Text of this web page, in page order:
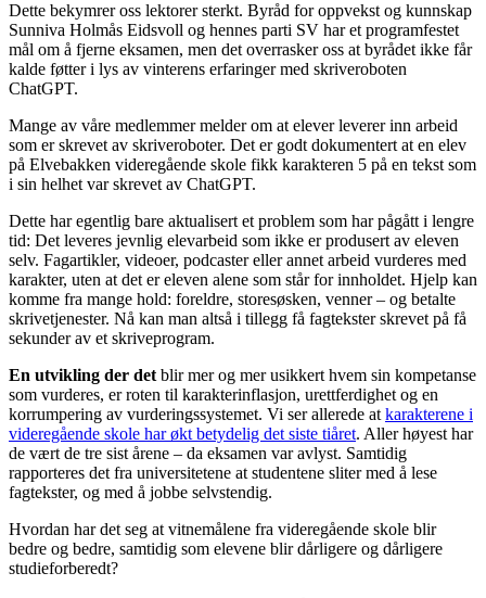
Dette bekymrer oss lektorer sterkt. Byråd for oppvekst og kunnskap
Sunniva Holmås Eidsvoll og hennes parti SV har et programfestet
mål om å fjerne eksamen, men det overrasker oss at byrådet ikke får
kalde føtter i lys av vinterens erfaringer med skriveroboten
ChatGPT.
Mange av våre medlemmer melder om at elever leverer inn arbeid
som er skrevet av skriveroboter. Det er godt dokumentert at en elev
på Elvebakken videregående skole fikk karakteren 5 på en tekst som
i sin helhet var skrevet av ChatGPT.
Dette har egentlig bare aktualisert et problem som har pågått i lengre
tid: Det leveres jevnlig elevarbeid som ikke er produsert av eleven
selv. Fagartikler, videoer, podcaster eller annet arbeid vurderes med
karakter, uten at det er eleven alene som står for innholdet. Hjelp kan
komme fra mange hold: foreldre, storesøsken, venner – og betalte
skrivetjenester. Nå kan man altså i tillegg få fagtekster skrevet på få
sekunder av et skriveprogram.
En utvikling der detblir mer og mer usikkert hvem sin kompetanse
som vurderes, er roten til karakterinflasjon, urettferdighet og en
korrumpering av vurderingssystemet. Vi ser allerede atkarakterene i
videregående skole har økt betydelig det siste tiåret. Aller høyest har
de vært de tre sist årene – da eksamen var avlyst. Samtidig
rapporteres det fra universitetene at studentene sliter med å lese
fagtekster, og med å jobbe selvstendig.
Hvordan har det seg at vitnemålene fra videregående skole blir
bedre og bedre, samtidig som elevene blir dårligere og dårligere
studieforberedt?